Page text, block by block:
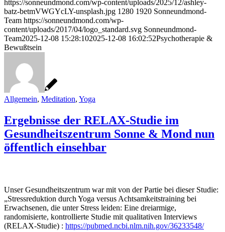
https://sonneundmond.com/wp-content/uploads/2025/12/ashley-
batz-betmVWGYcLY-unsplash.jpg 1280 1920 Sonneundmond-
Team https://sonneundmond.com/wp-
content/uploads/2017/04/logo_standard.svg Sonneundmond-
Team2025-12-08 15:28:102025-12-08 16:02:52Psychotherapie &
Bewußtsein
Allgemein, Meditation, Yoga
Ergebnisse der RELAX-Studie im
Gesundheitszentrum Sonne & Mond nun
öffentlich einsehbar
Unser Gesundheitszentrum war mit von der Partie bei dieser Studie:
„Stressreduktion durch Yoga versus Achtsamkeitstraining bei
Erwachsenen, die unter Stress leiden: Eine dreiarmige,
randomisierte, kontrollierte Studie mit qualitativen Interviews
(RELAX-Studie) : https://pubmed.ncbi.nlm.nih.gov/36233548/